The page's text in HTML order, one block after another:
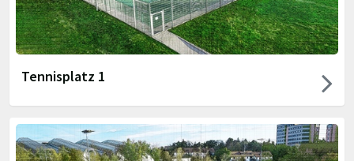
Tennisplatz 1